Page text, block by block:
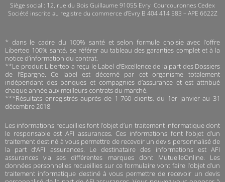
Siège social : 12, rue du Bois Guillaume 91055 Evry Courcouronnes Cedex
Société inscrite au registre du commerce d’Evry B 404 414 583 – APE 6622Z
* dans le cadre du 100% santé et selon formule choisie avec l’offre
Liberteo 100% santé, se référer au tableau des garanties complet et à la
notice d’information du contrat.
**Le produit Liberteo a reçu le Label d’Excellence de la part des Dossiers
de l’Epargne. Ce label est décerné par cet organisme totalement
indépendant des banques et compagnies d’assurance et est attribué
chaque année aux meilleurs contrats du marché.
***Résultats enregistrés auprès de 1 760 clients, du 1er janvier au 31
décembre 2018.
Les informations recueillies font l’objet d’un traitement informatique dont
le responsable est AFI assurances. Ces informations font l’objet d’un
traitement destiné à vous permettre de recevoir un devis personnalisé de
la part d’AFI assurances. Le destinataire des informations est AFI
assurances via ses différentes marques dont MutuelleOnline. Les
données personnelles recueillies sur ce formulaire vont faire l’objet d’un
traitement informatique destiné à vous permettre de recevoir un devis